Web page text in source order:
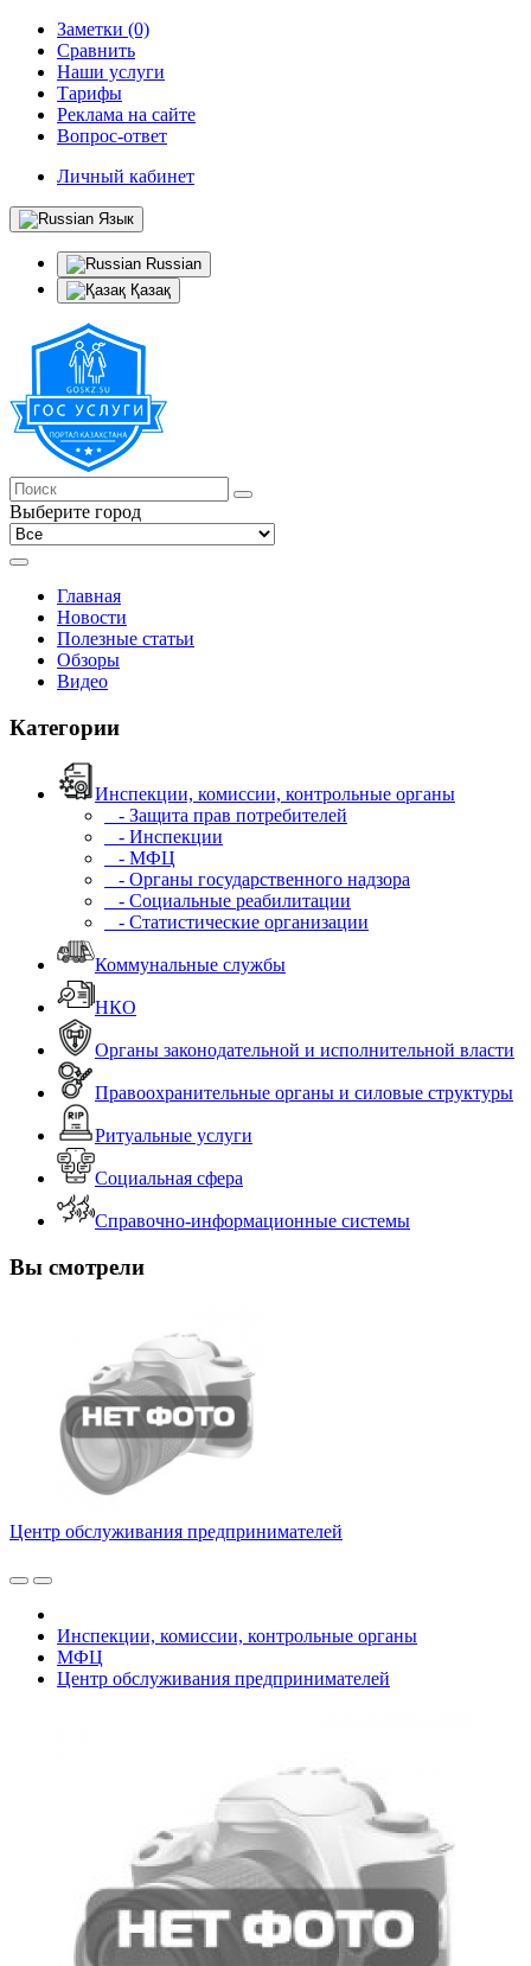
Заметки (0)
Сравнить
Наши услуги
Тарифы
Реклама на сайте
Вопрос-ответ
Личный кабинет
Язык
Russian
Қазақ
Выберите город
Главная
Новости
Полезные статьи
Обзоры
Видео
Категории
Инспекции, комиссии, контрольные органы
- Защита прав потребителей
- Инспекции
- МФЦ
- Органы государственного надзора
- Социальные реабилитации
- Статистические организации
Коммунальные службы
НКО
Органы законодательной и исполнительной власти
Правоохранительные органы и силовые структуры
Ритуальные услуги
Социальная сфера
Справочно-информационные системы
Вы смотрели
Центр обслуживания предпринимателей
Инспекции, комиссии, контрольные органы
МФЦ
Центр обслуживания предпринимателей